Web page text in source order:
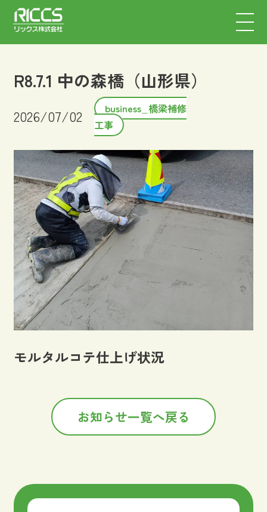
R8.7.1 中の森橋（山形県）
2026/07/02
business_橋梁補修
工事
モルタルコテ仕上げ状況
お知らせ一覧へ戻る